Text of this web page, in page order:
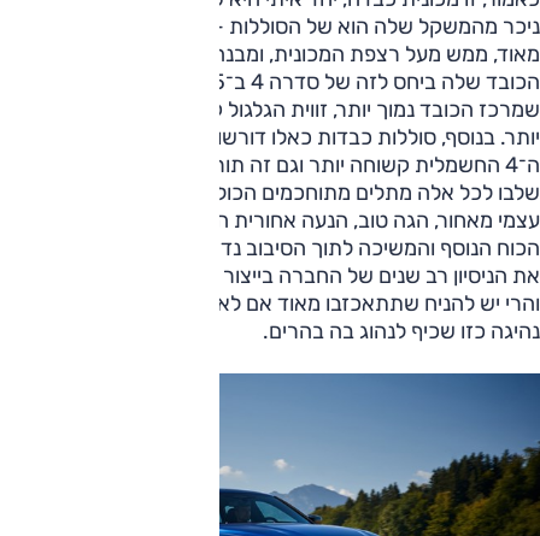
ניכר מהמשקל שלה הוא של הסוללות — ואלה ממוקמות נמוך
מאוד, ממש מעל רצפת המכונית, ומבנה זה מוריד את מרכז
שמרכז הכובד נמוך יותר, זווית הגלגול קטנה יותר והיציבות טובה
יותר. בנוסף, סוללות כבדות כאלו דורשות חיזוקים, והשלדה של
ה־4 החשמלית קשוחה יותר וגם זה תורם לניהוג טוב ומדויק יותר.
שלבו לכל אלה מתלים מתוחכמים הכוללים מתלי אוויר עם איזון
עצמי מאחור, הגה טוב, הנעה אחורית הנעזרת בקדמית, כאשר
הכוח הנוסף והמשיכה לתוך הסיבוב נדרשים. ועל כל אלה הוסיפו
את הניסיון רב שנים של החברה בייצור מכוניות שמשמחות נהגים.
והרי יש להניח שתתאכזבו מאוד אם לא תקבלו מב.מ.וו מכונת
נהיגה כזו שכיף לנהוג בה בהרים.